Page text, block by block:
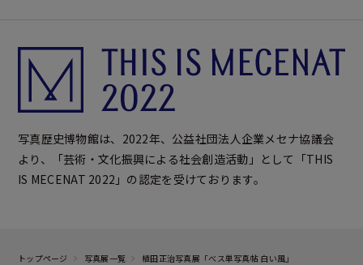
写真歴史博物館は、2022年、公益社団法⼈企業メセナ協議会
より、「芸術・⽂化振興による社会創造活動」として「THIS
IS MECENAT 2022」の認定を受けております。
トップページ 写真展一覧 植田正治写真展「べス単写真帖 白い風」